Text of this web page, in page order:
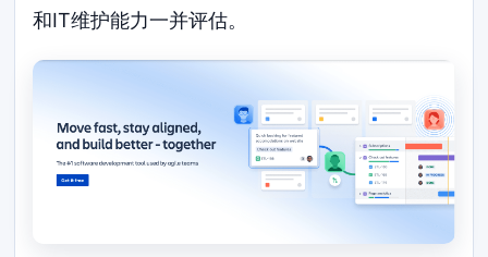
和IT维护能力一并评估。